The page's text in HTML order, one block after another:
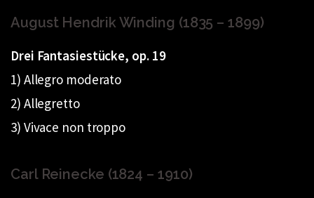
August Hendrik Winding (1835 – 1899)
Drei Fantasiestücke, op. 19
1) Allegro moderato
2) Allegretto
3) Vivace non troppo
Carl Reinecke (1824 – 1910)